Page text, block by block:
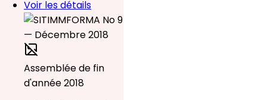
Voir les détails
Assemblée de fin
d'année 2018